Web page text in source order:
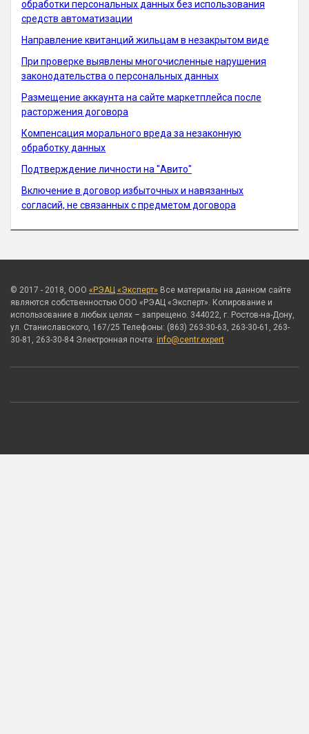
обработки персональных данных без использования
средств автоматизации
Направление квитанций жильцам в незакрытом виде
При проверке выявлены многочисленные нарушения
законодательства о персональных данных
Размещение аккаунта на сайте маркетплейса после
расторжения договора
Компенсация морального вреда за незаконную
обработку данных
Подтверждение личности на "Авито"
Включение в договор избыточных и навязанных
согласий, не связанных с предметом договора
© 2017 - 2018, ООО «РЭАЦ «Эксперт» Все материалы на данном сайте
являются собственностью ООО «РЭАЦ «Эксперт». Копирование и
использование в любых целях – запрещено. 344022, г. Ростов-на-Дону,
ул. Станиславского, 167/25 Телефоны: (863) 263-30-63, 263-30-61, 263-
30-81, 263-30-84 Электронная почта: info@centr.expert